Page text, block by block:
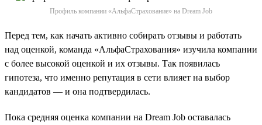
Профиль компании «АльфаСтрахование» на Dream Job
Перед тем, как начать активно собирать отзывы и работать
над оценкой, команда «АльфаСтрахования» изучила компании
с более высокой оценкой и их отзывы. Так появилась
гипотеза, что именно репутация в сети влияет на выбор
кандидатов — и она подтвердилась.
Пока средняя оценка компании на Dream Job оставалась